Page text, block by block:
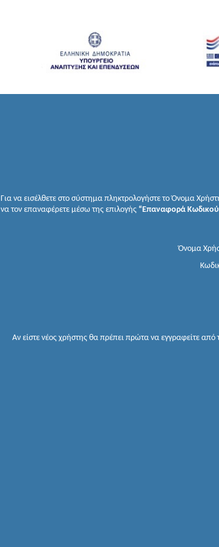
Για να εισέλθετε στο σύστημα πληκτρολογήστε το Όνομα
να τον επαναφέρετε μέσω της επιλογής “Επαναφορά
Όνομα
Αν είστε νέος χρήστης θα πρέπει πρώτα να εγγραφείτε από